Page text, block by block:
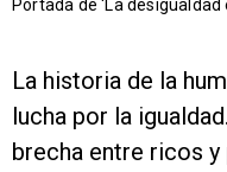
Portada de 'La desigualdad
La historia de la
lucha por la
brecha entre ricos